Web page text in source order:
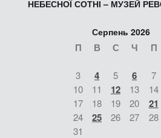
НЕБЕСНОЇ СОТНІ – МУЗЕЙ
Серпень 2026
П В С Ч П
3 4 5 6 7
10
11 12 13 14
17
18 19 20 21
24
25 26 27 28
31